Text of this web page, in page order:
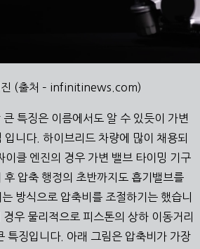
(출처 – infinitinews.com)
특징은 이름에서도 알 수 있듯이 가변
입니다. 하이브리드 차량에 많이 채용되
클 엔진의 경우 가변 밸브 타이밍 기구
압축 행정의 초반까지도 흡기밸브를
방식으로 압축비를 조절하기는 했습니
우 물리적으로 피스톤의 상하 이동거리
특징입니다. 아래 그림은 압축비가 가장